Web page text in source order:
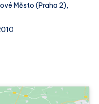
Město (Praha 2),